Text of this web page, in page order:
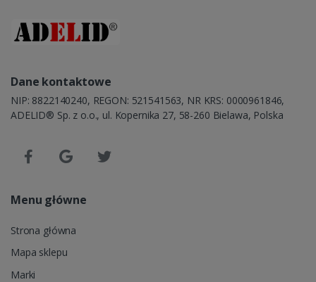
Dane kontaktowe
NIP: 8822140240, REGON: 521541563, NR KRS: 0000961846,
ADELID® Sp. z o.o., ul. Kopernika 27, 58-260 Bielawa, Polska
Menu główne
Strona główna
Mapa sklepu
Marki